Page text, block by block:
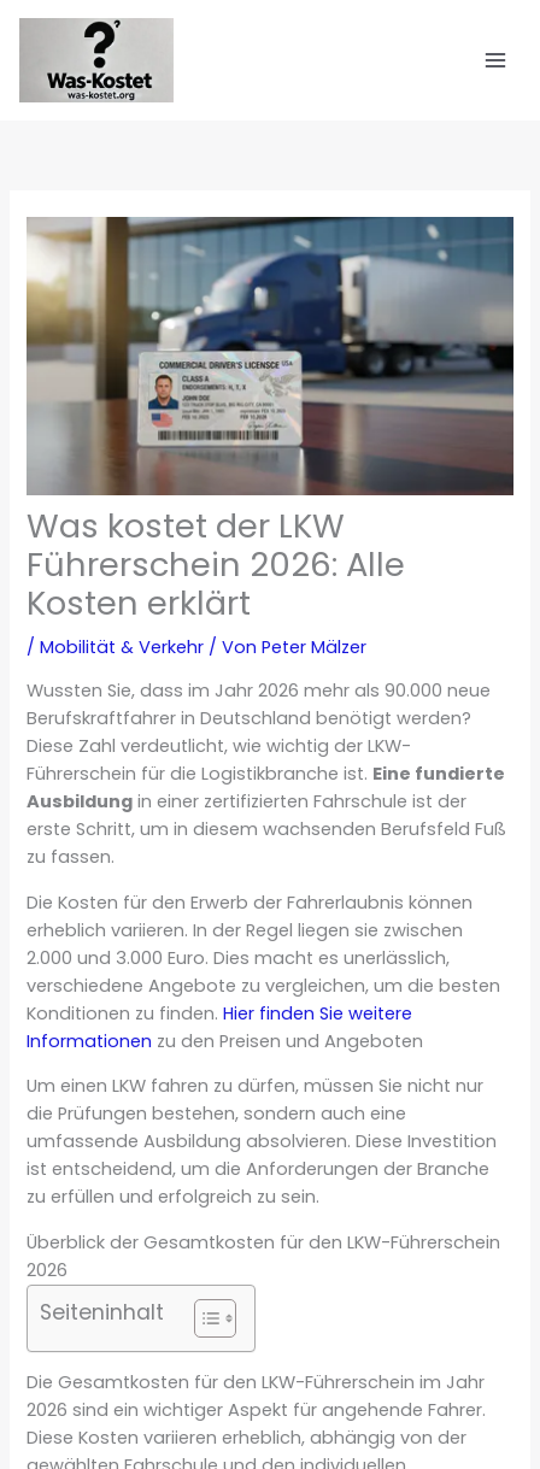
Zum
springen
Was kostet der LKW
Führerschein 2026: Alle
Kosten erklärt
/Mobilität & Verkehr / VonPeter Mälzer
Wussten Sie, dass im Jahr 2026 mehr als 90.000 neue
Berufskraftfahrer in Deutschland benötigt werden?
Diese Zahl verdeutlicht, wie wichtig der LKW-
Führerschein für die Logistikbranche ist. Eine fundierte
Ausbildung in einer zertifizierten Fahrschule ist der
erste Schritt, um in diesem wachsenden Berufsfeld Fuß
zu fassen.
Die Kosten für den Erwerb der Fahrerlaubnis können
erheblich variieren. In der Regel liegen sie zwischen
2.000 und 3.000 Euro. Dies macht es unerlässlich,
verschiedene Angebote zu vergleichen, um die besten
Konditionen zu finden.Hier finden Sie weitere
Informationen zu den Preisen und Angeboten
Um einen LKW fahren zu dürfen, müssen Sie nicht nur
die Prüfungen bestehen, sondern auch eine
umfassende Ausbildung absolvieren. Diese Investition
ist entscheidend, um die Anforderungen der Branche
zu erfüllen und erfolgreich zu sein.
Überblick der Gesamtkosten für den LKW-Führerschein
2026
Seiteninhalt
Die Gesamtkosten für den LKW-Führerschein im Jahr
2026 sind ein wichtiger Aspekt für angehende Fahrer.
Diese Kosten variieren erheblich, abhängig von der